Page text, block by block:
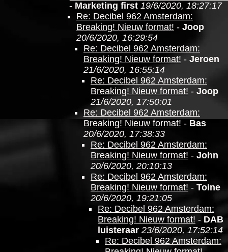
- Marketing first 19/6/2020, 18:27:17
Re: Decibel 962 Amsterdam:
Breaking! Nieuw format! - Joop
20/6/2020, 16:29:54
Re: Decibel 962 Amsterdam:
Breaking! Nieuw format! - Jeroen
21/6/2020, 16:55:14
Re: Decibel 962 Amsterdam:
Breaking! Nieuw format! - Joop
21/6/2020, 17:50:01
Re: Decibel 962 Amsterdam:
Breaking! Nieuw format! - Bas
20/6/2020, 17:38:33
Re: Decibel 962 Amsterdam:
Breaking! Nieuw format! - John
20/6/2020, 20:10:13
Re: Decibel 962 Amsterdam:
Breaking! Nieuw format! - Toine
20/6/2020, 19:21:05
Re: Decibel 962 Amsterdam:
Breaking! Nieuw format! - DAB
luisteraar 23/6/2020, 17:52:14
Re: Decibel 962 Amsterdam: